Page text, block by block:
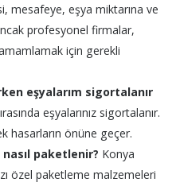
mesafeye, eşya miktarına ve
profesyonel firmalar,
için gerekli
eşyalarım sigortalanır
eşyalarınız sigortalanır.
hasarların önüne geçer.
nasıl paketlenir? Konya
özel paketleme malzemeleri